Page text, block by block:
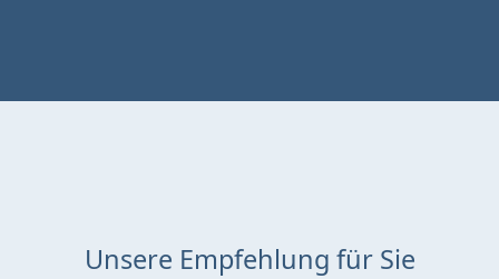
Unsere Empfehlung für Sie